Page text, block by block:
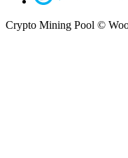
Crypto Mining Pool ©